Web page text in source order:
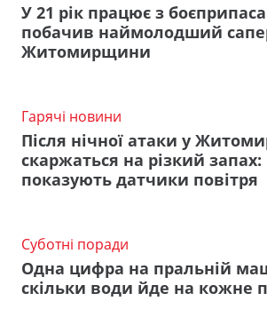
У 21 рік працює з
побачив наймолодший
Житомирщини
Гарячі новини
Після нічної атаки у
скаржаться на різкий
показують датчики повітря
Суботні поради
Одна цифра на пральній
скільки води йде на кожне